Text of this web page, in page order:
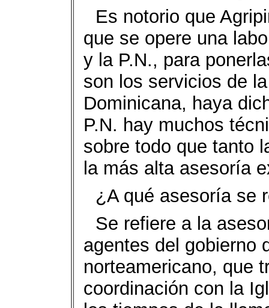
Es notorio que
que se opere una
y la P.N., para
son los servicios de
Dominicana, haya
P.N. hay muchos
sobre todo que tanto
la más alta asesoría
¿A qué asesoría se
Se refiere a la
agentes del gobierno
norteamericano, que
coordinación con la